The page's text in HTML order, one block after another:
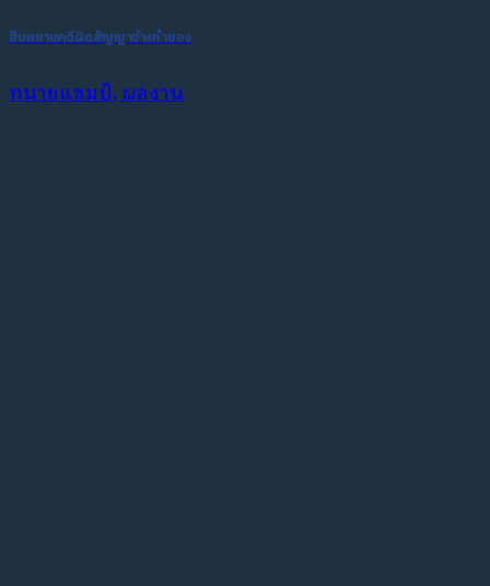
สืบพยานคดีผิดสัญญาจ้างทำของ
ทนายแชมป์, ผลงาน